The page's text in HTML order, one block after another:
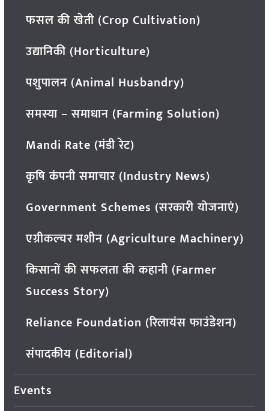
फसल की खेती (Crop Cultivation)
उद्यानिकी (Horticulture)
पशुपालन (Animal Husbandry)
समस्या – समाधान (Farming Solution)
Mandi Rate (मंडी रेट)
कृषि कंपनी समाचार (Industry News)
Government Schemes (सरकारी योजनाएं)
एग्रीकल्चर मशीन (Agriculture Machinery)
किसानों की सफलता की कहानी (Farmer
Success Story)
Reliance Foundation (रिलायंस फाउंडेशन)
संपादकीय (Editorial)
Events